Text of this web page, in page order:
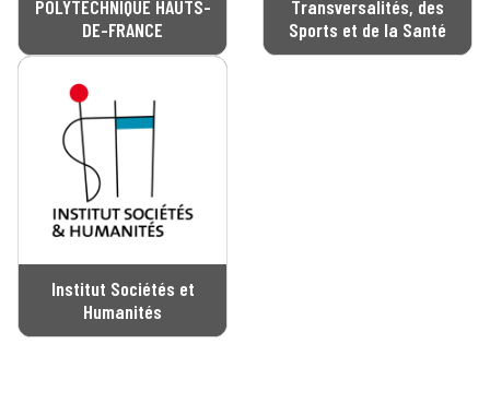
POLYTECHNIQUE HAUTS-
DE-FRANCE
Transversalités, des
Sports et de la Santé
Institut Sociétés et
Humanités